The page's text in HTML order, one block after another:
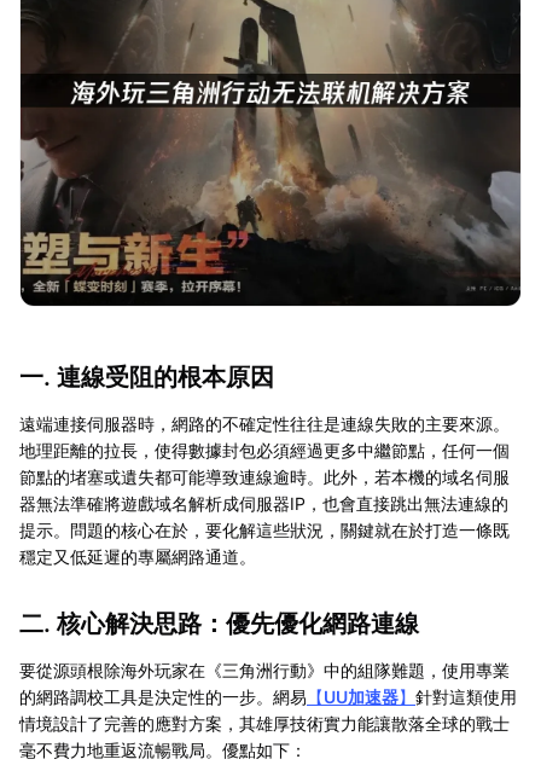
一. 連線受阻的根本原因
遠端連接伺服器時，網路的不確定性往往是連線失敗的主要來源。
地理距離的拉長，使得數據封包必須經過更多中繼節點，任何一個
節點的堵塞或遺失都可能導致連線逾時。此外，若本機的域名伺服
器無法準確將遊戲域名解析成伺服器IP，也會直接跳出無法連線的
提示。問題的核心在於，要化解這些狀況，關鍵就在於打造一條既
穩定又低延遲的專屬網路通道。
二. 核心解決思路：優先優化網路連線
要從源頭根除海外玩家在《三角洲行動》中的組隊難題，使用專業
的網路調校工具是決定性的一步。網易 【UU加速器】 針對這類使用
情境設計了完善的應對方案，其雄厚技術實力能讓散落全球的戰士
毫不費力地重返流暢戰局。優點如下：